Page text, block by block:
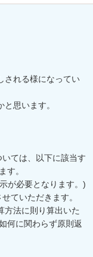
される様になってい
思います。
ては、以下に該当す
す。
が必要となります。)
ていただきます。
方法に則り算出いた
何に関わらず原則返